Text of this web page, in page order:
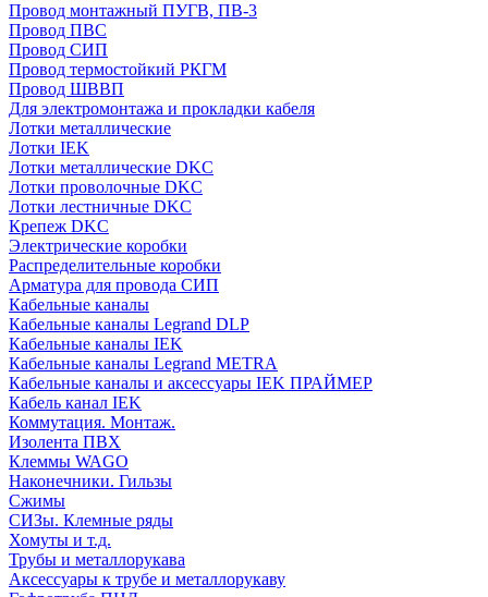
Провод монтажный ПУГВ, ПВ-3
Провод ПВС
Провод СИП
Провод термостойкий РКГМ
Провод ШВВП
Для электромонтажа и прокладки кабеля
Лотки металлические
Лотки IEK
Лотки металлические DKC
Лотки проволочные DKC
Лотки лестничные DKC
Крепеж DKC
Электрические коробки
Распределительные коробки
Арматура для провода СИП
Кабельные каналы
Кабельные каналы Legrand DLP
Кабельные каналы IEK
Кабельные каналы Legrand METRA
Кабельные каналы и аксессуары IEK ПРАЙМЕР
Кабель канал IEK
Коммутация. Монтаж.
Изолента ПВХ
Клеммы WAGO
Наконечники. Гильзы
Сжимы
СИЗы. Клемные ряды
Хомуты и т.д.
Трубы и металлорукава
Аксессуары к трубе и металлорукаву